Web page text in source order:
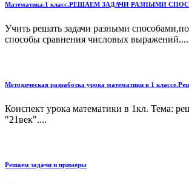
Математика.1 класс.РЕШАЕМ ЗАДАЧИ РАЗНЫМИ
Учить решать задачи разными
способы сравнения числовых выражений....
Методическая разработка урока математики в 1
Конспект урока математики в 1кл. Тема:
"21век"....
Решаем задачи и примеры